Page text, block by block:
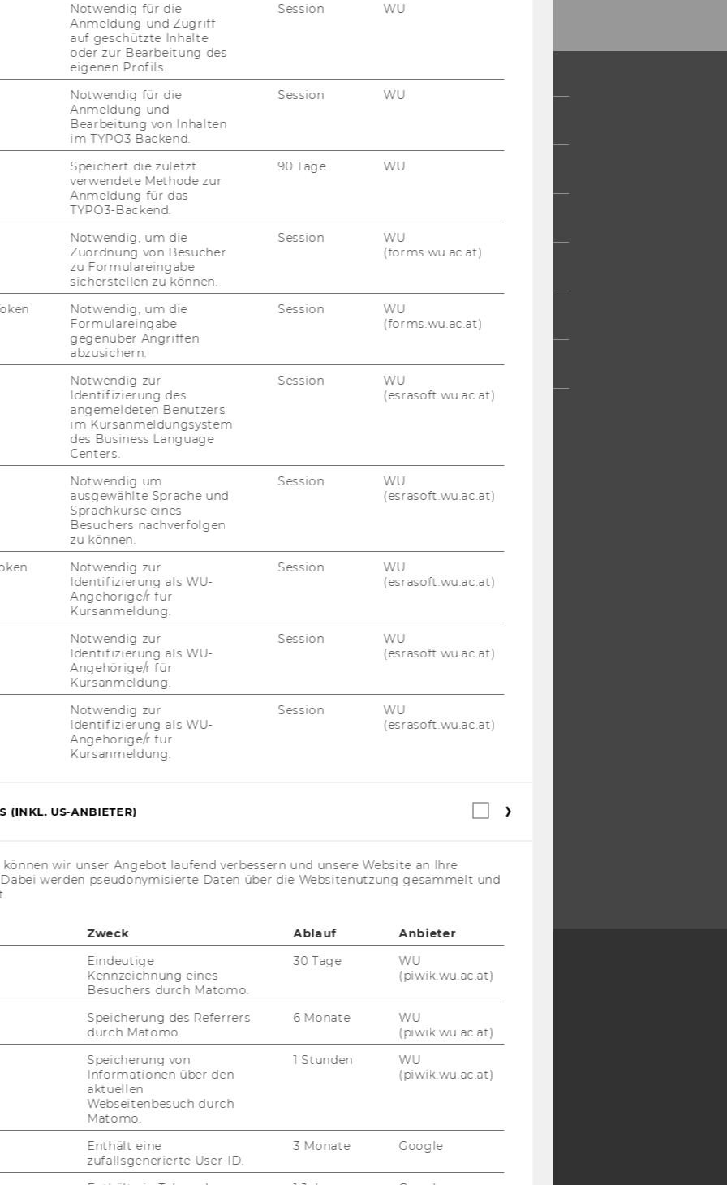
FORSCHUNG
FORSCHUNGSPORTAL
FORSCHENDE
IMPACT DER FORSCHUNG
ORGANISATION DER
FORSCHUNG
FORSCHUNGSINFRASTRUKTUR
JOBS
JOBS
JOBPORTAL
RESEARCH CAREER
WELCOME SERVICES
JOBS MIT WU-STUDIUM
STUDIERENDE
ALUMNI
MITARBEITENDE
UNTERNEHMEN
NewsletterBluesky
WEBSEITE
MEDIA
EQUIS AACSB
Notwendig für die
Anmeldung und Zugriff
auf geschützte Inhalte
oder zur Bearbeitung des
eigenen Profils.
Session WU
Notwendig für die
Anmeldung und
Bearbeitung von Inhalten
im TYPO3 Backend.
Session WU
Speichert die zuletzt
verwendete Methode zur
Anmeldung für das
TYPO3-Backend.
90 Tage WU
Notwendig, um die
Zuordnung von Besucher
zu Formulareingabe
sicherstellen zu können.
Session
WU
(forms.wu.ac.at)
Notwendig, um die
Formulareingabe
gegenüber Angriffen
abzusichern.
Session
WU
(forms.wu.ac.at)
Notwendig zur
Identifizierung des
angemeldeten Benutzers
im Kursanmeldungsystem
des Business Language
Centers.
Session
WU
(esrasoft.wu.ac.at)
Notwendig um
ausgewählte Sprache und
Sprachkurse eines
Besuchers nachverfolgen
zu können.
Session
WU
(esrasoft.wu.ac.at)
Notwendig zur
Identifizierung als WU-
Angehörige/r für
Kursanmeldung.
Session
WU
(esrasoft.wu.ac.at)
Notwendig zur
Identifizierung als WU-
Angehörige/r für
Kursanmeldung.
Session
WU
(esrasoft.wu.ac.at)
Notwendig zur
Identifizierung als WU-
Angehörige/r für
Kursanmeldung.
Session
WU
(esrasoft.wu.ac.at)
(INKL. US-ANBIETER)
Webstatistik
wir unser Angebot laufend verbessern und unsere Website an Ihre
werden pseudonymisierte Daten über die Websitenutzung gesammelt und
Zweck Ablauf
Anbieter
Eindeutige
Kennzeichnung eines
Besuchers durch Matomo.
30 Tage
WU
(piwik.wu.ac.at)
Speicherung des Referrers
durch Matomo.
6 Monate
WU
(piwik.wu.ac.at)
Speicherung von
Informationen über den
aktuellen
Webseitenbesuch durch
Matomo.
1 Stunden
WU
(piwik.wu.ac.at)
Enthält eine
zufallsgenerierte User-ID.
3 Monate Google